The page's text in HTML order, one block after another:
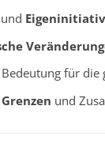
und
Bedeutung für die
und